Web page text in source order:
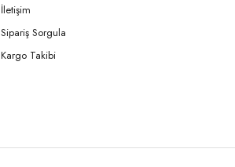
İletişim
Sipariş Sorgula
Kargo Takibi